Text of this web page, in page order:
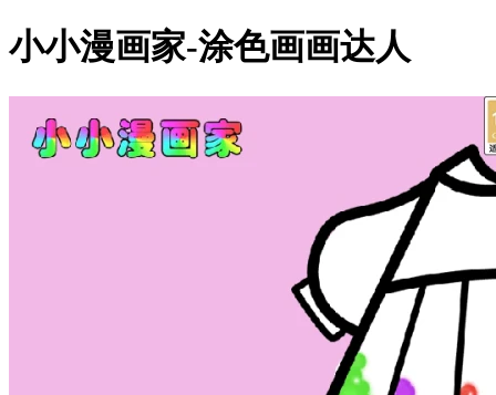
小小漫画家-涂色画画达人